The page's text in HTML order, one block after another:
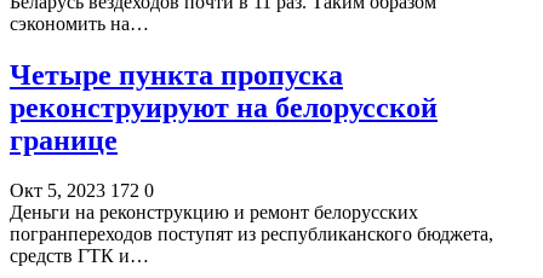
сэкономить на…
Четыре пункта пропуска
реконструируют на белорусской
границе
Окт 5, 2023 172 0
Деньги на реконструкцию и ремонт белорусских
погранпереходов поступят из республиканского бюджета,
средств ГТК и…